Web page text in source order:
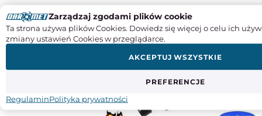
DO TEGO PRODUKTU POLECAMY
Zarządzaj zgodami plików cookie
Ta strona używa plików Cookies. Dowiedz się więcej o celu ich
zmiany ustawień Cookies w przeglądarce.
PREFERENCJE
AKCEPTUJ WSZYSTKIE
RegulaminPolityka prywatności